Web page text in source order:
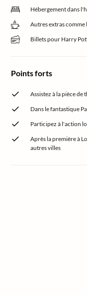
Hébergement dans
Autres extras
Billets pour Harry
Points forts
Assistez à la pièce de
Dans le fantastique
Participez à l'action
Après la première à
autres villes